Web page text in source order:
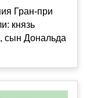
Гран-при
князь
сын Дональда